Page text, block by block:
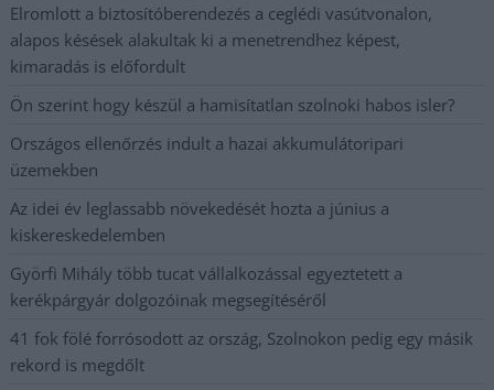
Elromlott a biztosítóberendezés a ceglédi vasútvonalon,
alapos késések alakultak ki a menetrendhez képest,
kimaradás is előfordult
Ön szerint hogy készül a hamisítatlan szolnoki habos isler?
Országos ellenőrzés indult a hazai akkumulátoripari
üzemekben
Az idei év leglassabb növekedését hozta a június a
kiskereskedelemben
Györfi Mihály több tucat vállalkozással egyeztetett a
kerékpárgyár dolgozóinak megsegítéséről
41 fok fölé forrósodott az ország, Szolnokon pedig egy másik
rekord is megdőlt